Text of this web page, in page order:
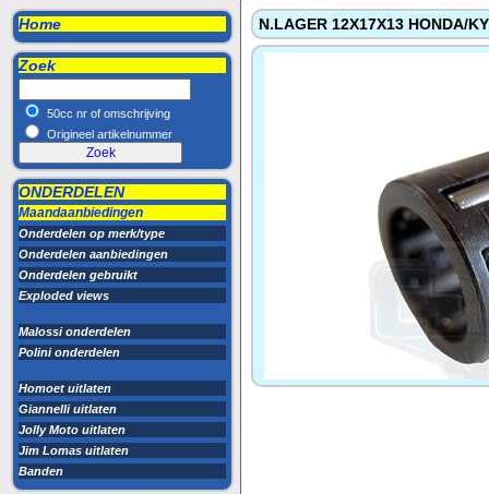
Home
Zoek
50cc nr of omschrijving
Origineel artikelnummer
ONDERDELEN
Maandaanbiedingen
Onderdelen op merk/type
Onderdelen aanbiedingen
Onderdelen gebruikt
Exploded views
Malossi onderdelen
Polini onderdelen
Homoet uitlaten
Giannelli uitlaten
Jolly Moto uitlaten
Jim Lomas uitlaten
Banden
N.LAGER 12X17X13 HONDA/